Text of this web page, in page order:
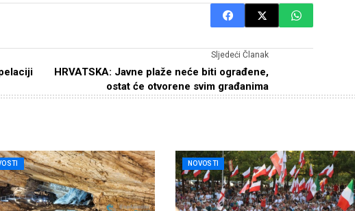
Sljedeći Članak
HRVATSKA: Javne plaže neće biti ograđene,
ostat će otvorene svim građanima
NOVOSTI